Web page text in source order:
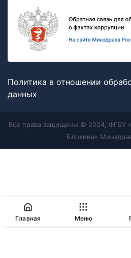
Политика в отношении
данных
Все права защищены © 2024, ФГБУ
Блохина»
Главная Меню